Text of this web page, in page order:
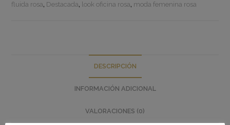
fluida rosa, Destacada, look oficina rosa, moda femenina rosa
DESCRIPCIÓN
INFORMACIÓN ADICIONAL
VALORACIONES (0)